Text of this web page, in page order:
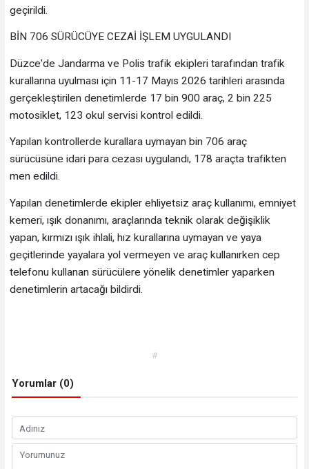
geçirildi.
BİN 706 SÜRÜCÜYE CEZAİ İŞLEM UYGULANDI
Düzce'de Jandarma ve Polis trafik ekipleri tarafından trafik
kurallarına uyulması için 11-17 Mayıs 2026 tarihleri arasında
gerçekleştirilen denetimlerde 17 bin 900 araç, 2 bin 225
motosiklet, 123 okul servisi kontrol edildi.
Yapılan kontrollerde kurallara uymayan bin 706 araç
sürücüsüne idari para cezası uygulandı, 178 araçta trafikten
men edildi.
Yapılan denetimlerde ekipler ehliyetsiz araç kullanımı, emniyet
kemeri, ışık donanımı, araçlarında teknik olarak değişiklik
yapan, kırmızı ışık ihlali, hız kurallarına uymayan ve yaya
geçitlerinde yayalara yol vermeyen ve araç kullanırken cep
telefonu kullanan sürücülere yönelik denetimler yaparken
denetimlerin artacağı bildirdi.
#
Yorumlar (0)